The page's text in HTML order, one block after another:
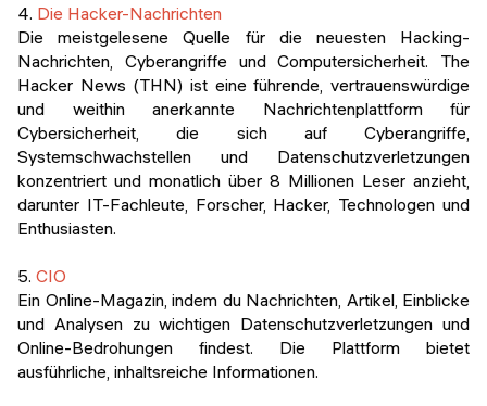
4. Die Hacker-Nachrichten
Die meistgelesene Quelle für die neuesten Hacking-
Nachrichten, Cyberangriffe und Computersicherheit. The
Hacker News (THN) ist eine führende, vertrauenswürdige
und weithin anerkannte Nachrichtenplattform für
Cybersicherheit, die sich auf Cyberangriffe,
Systemschwachstellen und Datenschutzverletzungen
konzentriert und monatlich über 8 Millionen Leser anzieht,
darunter IT-Fachleute, Forscher, Hacker, Technologen und
Enthusiasten.
5. CIO
Ein Online-Magazin, indem du Nachrichten, Artikel, Einblicke
und Analysen zu wichtigen Datenschutzverletzungen und
Online-Bedrohungen findest. Die Plattform bietet
ausführliche, inhaltsreiche Informationen.